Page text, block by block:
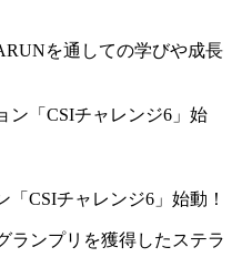
を通しての学びや成長
CSIチャレンジ6」始動！